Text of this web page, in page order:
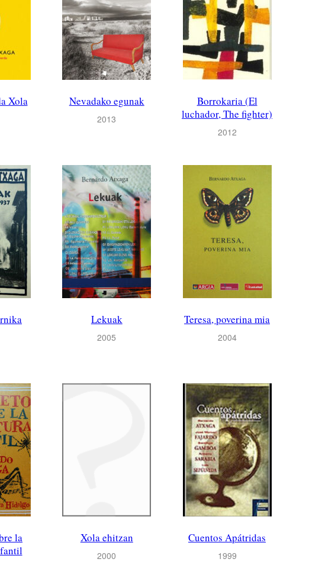
Xola Nevadako egunak
2013
Borrokaria (El
luchador, The fighter)
2012
Lekuak
2005
Teresa, poverina mia
2004
la
Xola ehitzan
2000
Cuentos Apátridas
1999